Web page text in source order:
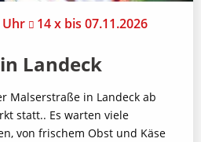
Uhr 14 x bis 07.11.2026
Landeck
Malserstraße in Landeck ab
statt.. Es warten viele
von frischem Obst und Käse